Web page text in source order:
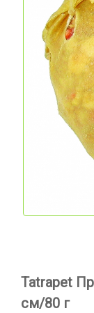
Tatrapet
см/80 г